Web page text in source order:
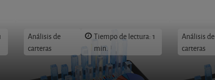
Análisis de
carteras
Tiempo de lectura: 1
min.
Análisis de
carteras